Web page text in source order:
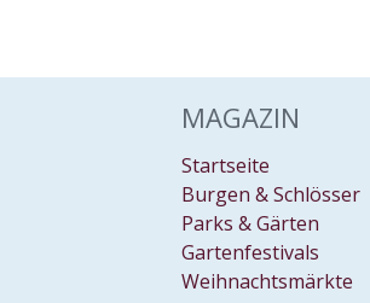
MAGAZIN
Startseite
Burgen & Schlösser
Parks & Gärten
Gartenfestivals
Weihnachtsmärkte